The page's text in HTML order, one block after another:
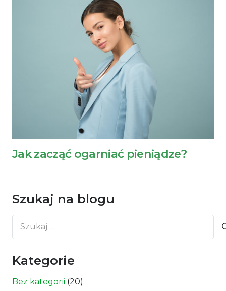
Jak zacząć ogarniać pieniądze?
Szukaj na blogu
Szukaj:
Kategorie
Bez kategorii (20)